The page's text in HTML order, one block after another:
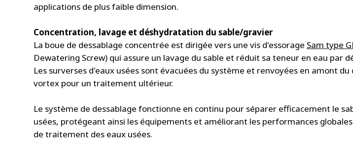
applications de plus faible dimension.
Concentration, lavage et déshydratation du sable/gravier
La boue de dessablage concentrée est dirigée vers une vis d'essorage Sam type
Dewatering Screw) qui assure un lavage du sable et réduit sa teneur en eau par
Les surverses d'eaux usées sont évacuées du système et renvoyées en amont du
vortex pour un traitement ultérieur.
Le système de dessablage fonctionne en continu pour séparer efficacement le
usées, protégeant ainsi les équipements et améliorant les performances
de traitement des eaux usées.